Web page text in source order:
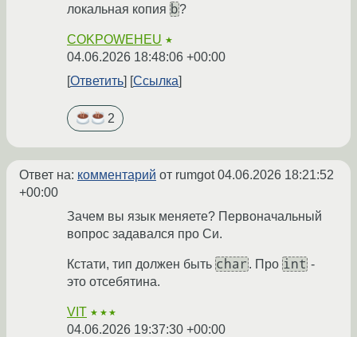
локальная копия b?
COKPOWEHEU ★
04.06.2026 18:48:06 +00:00
Ответить
Ссылка
2
Ответ на: комментарий от rumgot04.06.2026 18:21:52
+00:00
Зачем вы язык меняете? Первоначальный
вопрос задавался про Си.
Кстати, тип должен быть char . Про int -
это отсебятина.
VIT ★★★
04.06.2026 19:37:30 +00:00